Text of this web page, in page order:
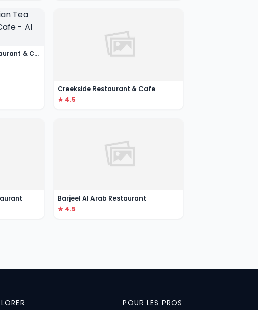
Arabian Tea House Restaurant & Cafe - Al Fahidi
Creekside Restaurant & Cafe
★ 4.5
Barjeel Al Arab Restaurant
★ 4.5
POUR LES PROS